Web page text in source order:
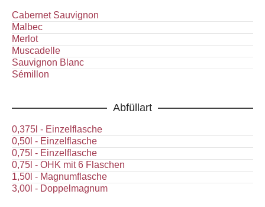
Cabernet Sauvignon
Malbec
Merlot
Muscadelle
Sauvignon Blanc
Sémillon
Abfüllart
0,375l - Einzelflasche
0,50l - Einzelflasche
0,75l - Einzelflasche
0,75l - OHK mit 6 Flaschen
1,50l - Magnumflasche
3,00l - Doppelmagnum